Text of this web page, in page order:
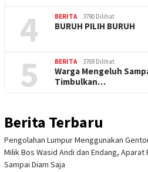
4 BERITA 3790 Dilihat
BURUH PILIH BURUH
5 BERITA 3769 Dilihat
Warga Mengeluh
Timbulkan…
Berita Terbaru
Pengolahan Lumpur Menggunakan
Milik Bos Wasid Andi dan Endang, Aparat
Sampai Diam Saja